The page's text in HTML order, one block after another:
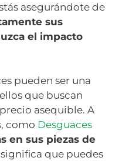
asegurándote de
sus
el impacto
pueden ser una
que buscan
asequible. A
como Desguaces
en sus piezas de
que puedes